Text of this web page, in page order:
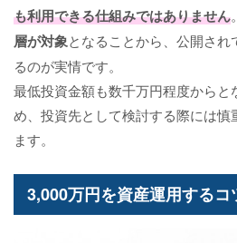
も利用できる仕組みではありません。
層が対象となることから、公開さ
るのが実情です。
最低投資金額も数千万円程度からと
め、投資先として検討する際には慎
ます。
3,000万円を資産運用するコ